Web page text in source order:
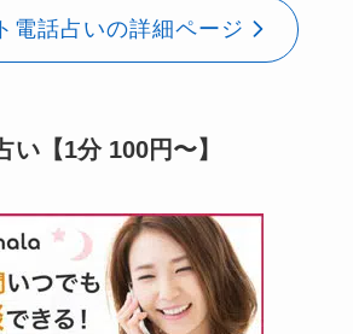
電話占いの詳細ページ
い【1分 100円〜】